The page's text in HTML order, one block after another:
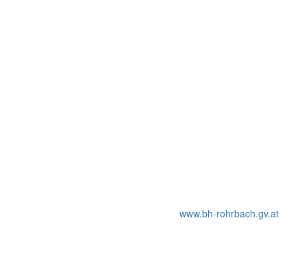
www.bh-rohrbach.gv.at